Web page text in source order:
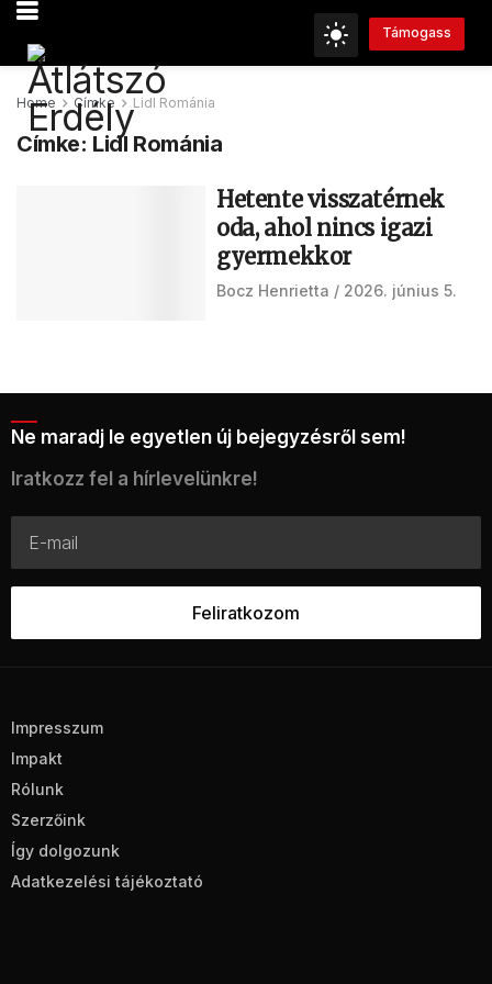
Támogass
Home Címke Lidl Románia
Címke: Lidl Románia
Hetente visszatérnek
oda, ahol nincs igazi
gyermekkor
Bocz Henrietta 2026. június 5.
Ne maradj le egyetlen új bejegyzésről sem!
Iratkozz fel a hírlevelünkre!
Impresszum
Impakt
Rólunk
Szerzőink
Így dolgozunk
Adatkezelési tájékoztató